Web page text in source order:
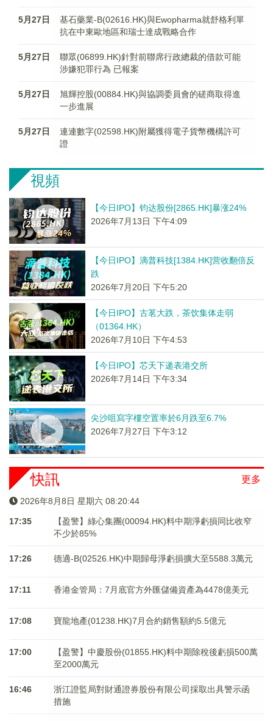
5月27日
基石藥業-B(02616.HK)與Ewopharma就舒格利單
抗在中東歐地區和瑞士達成戰略合作
5月27日
聯眾(06899.HK)針對前聯席行政總裁的借款可能
涉嫌犯罪行為 已報案
5月27日
旭輝控股(00884.HK)與協調委員會的磋商取得進
一步進展
5月27日
連連數字(02598.HK)附屬獲得電子貨幣機構許可
證
視頻
【今日IPO】钧达股份[2865.HK]暴涨24%
2026年7月13日 下午4:09
【今日IPO】滴普科技[1384.HK]营收翻倍反
跌
2026年7月20日 下午5:20
【今日IPO】古茗大跌，茶饮集体走弱
（01364.HK）
2026年7月10日 下午4:53
【今日IPO】芯天下递表港交所
2026年7月14日 下午3:34
尖沙咀寫字樓空置率於6月跌至6.7%
2026年7月27日 下午3:12
更多
快訊
2026年8月8日 星期六 08:20:45
17:35
【盈警】綠心集團(00094.HK)料中期淨虧損同比收窄
不少於85%
17:26 德適-B(02526.HK)中期歸母淨虧損擴大至5588.3萬元
17:11 香港金管局：7月底官方外匯儲備資產為4478億美元
17:08 寶龍地產(01238.HK)7月合約銷售額約5.5億元
17:00
【盈警】中慶股份(01855.HK)料中期除稅後虧損500萬
至2000萬元
16:46
浙江證監局對財通證券股份有限公司採取出具警示函
措施